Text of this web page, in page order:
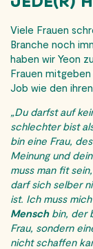
Viele Frauen
Branche noch
haben wir Yeon
Frauen
Job wie den
„Du darfst auf
schlechter bist
bin eine Frau,
Meinung und
muss man fit
darf sich selber
ist. Ich muss
Menschbin, der
Frau, sondern
nicht schaffen